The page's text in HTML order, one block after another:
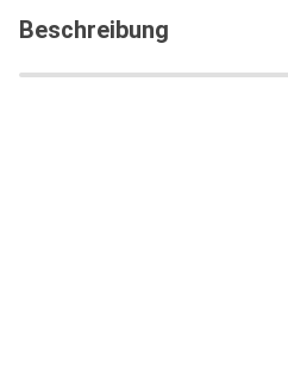
Beschreibung